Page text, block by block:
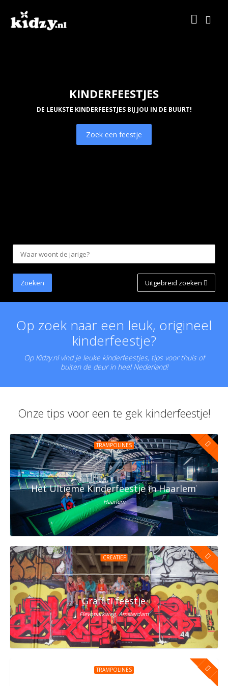
KINDERFEESTJES
DE LEUKSTE KINDERFEESTJES BIJ JOU IN DE BUURT!
Zoek een feestje
Uitgebreid zoeken
Op zoek naar een leuk, origineel
kinderfeestje?
Op Kidzy.nl vind je leuke kinderfeestjes, tips voor thuis of
buiten de deur in heel Nederland!
Onze tips voor een te gek kinderfeestje!
TRAMPOLINES
Het Ultieme Kinderfeestje in Haarlem? Vier
Haarlem
CREATIEF
Graffiti feestje
Flevoparkweg, Amsterdam
TRAMPOLINES